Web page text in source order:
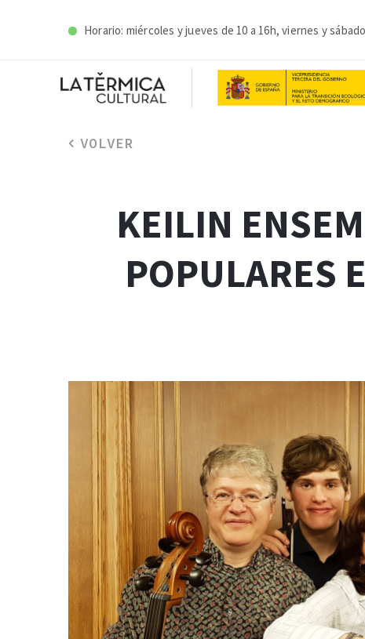
Horario: miércoles y jueves de 10 a 16h, viernes y
VOLVER
KEILIN
POPULARES